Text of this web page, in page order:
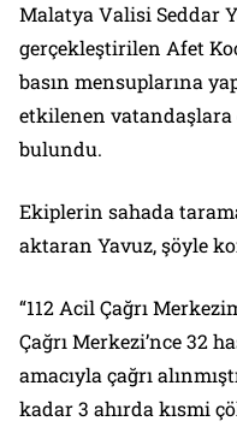
Malatya Valisi Seddar
gerçekleştirilen Afet
basın mensuplarına
etkilenen
bulundu.
Ekiplerin sahada
aktaran Yavuz, şöyle
“112 Acil Çağrı
Çağrı Merkezi’nce 32
amacıyla çağrı
kadar 3 ahırda kısmi